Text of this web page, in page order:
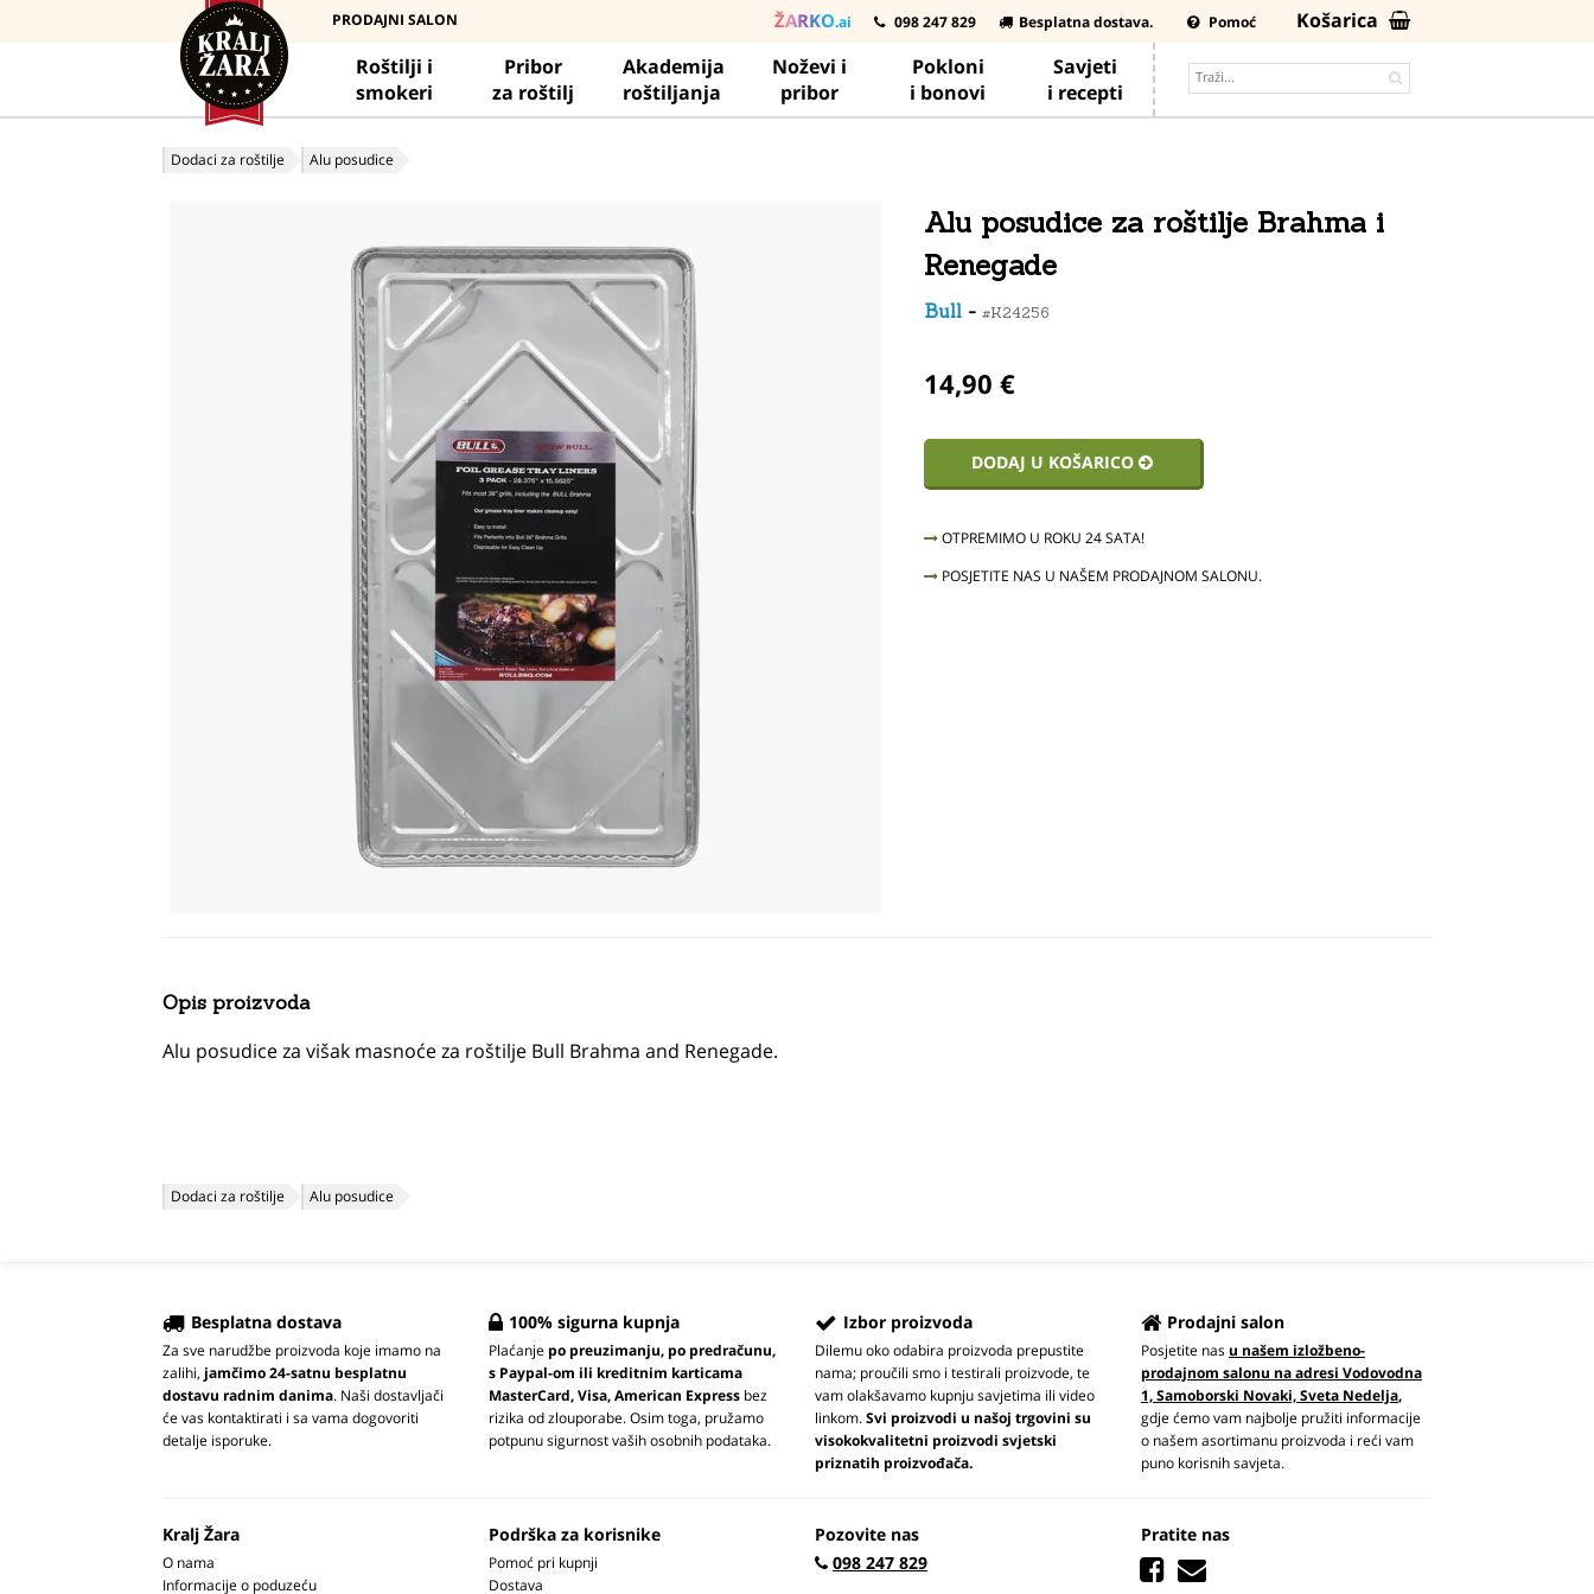
PRODAJNI SALON ŽARKO.ai 098 247 829 Besplatna dostava. Pomoć
Košarica
Roštilji i
smokeri
Pribor
za roštilj
Akademija
roštiljanja
Noževi i
pribor
Pokloni
i bonovi
Savjeti
i recepti
Dodaci za roštilje Alu posudice
Alu posudice za roštilje Brahma i
Renegade
Bull- #K24256
14,90 €
DODAJ U KOŠARICO
OTPREMIMO U ROKU 24 SATA!
POSJETITE NAS U NAŠEM PRODAJNOM SALONU.
Opis proizvoda
Alu posudice za višak masnoće za roštilje Bull Brahma and Renegade.
Dodaci za roštilje Alu posudice
Besplatna dostava
Za sve narudžbe proizvoda koje imamo na
zalihi, jamčimo 24-satnu besplatnu
dostavu radnim danima. Naši dostavljači
će vas kontaktirati i sa vama dogovoriti
detalje isporuke.
100% sigurna kupnja
Plaćanje po preuzimanju, po predračunu,
s Paypal-om ili kreditnim karticama
MasterCard, Visa, American Express bez
rizika od zlouporabe. Osim toga, pružamo
potpunu sigurnost vaših osobnih podataka.
Izbor proizvoda
Dilemu oko odabira proizvoda prepustite
nama; proučili smo i testirali proizvode, te
vam olakšavamo kupnju savjetima ili video
linkom.Svi proizvodi u našoj trgovini su
visokokvalitetni proizvodi svjetski
priznatih proizvođača.
Prodajni salon
Posjetite nasu našem izložbeno-
prodajnom salonu na adresi Vodovodna
1, Samoborski Novaki, Sveta Nedelja,
gdje ćemo vam najbolje pružiti informacije
o našem asortimanu proizvoda i reći vam
puno korisnih savjeta.
Kralj Žara
O nama
Informacije o poduzeću
Podrška za korisnike
Pomoć pri kupnji
Dostava
Pozovite nas
098 247 829
Pratite nas